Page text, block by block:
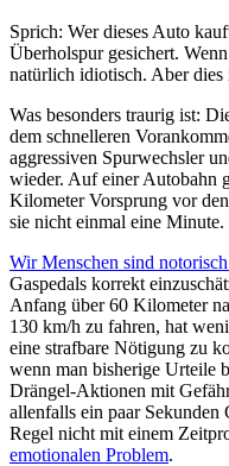
Sprich: Wer dieses Auto
Überholspur gesichert.
natürlich idiotisch. Aber dies
Was besonders traurig ist:
dem schnelleren
aggressiven Spurwechsler
wieder. Auf einer Autobahn
Kilometer Vorsprung vor
sie nicht einmal eine Minute.
Wir Menschen sind
Gaspedals korrekt
Anfang über 60 Kilometer
130 km/h zu fahren, hat
eine strafbare Nötigung zu
wenn man bisherige Urteile
Drängel-Aktionen mit
allenfalls ein paar Sekunden
Regel nicht mit einem
emotionalen Problem.